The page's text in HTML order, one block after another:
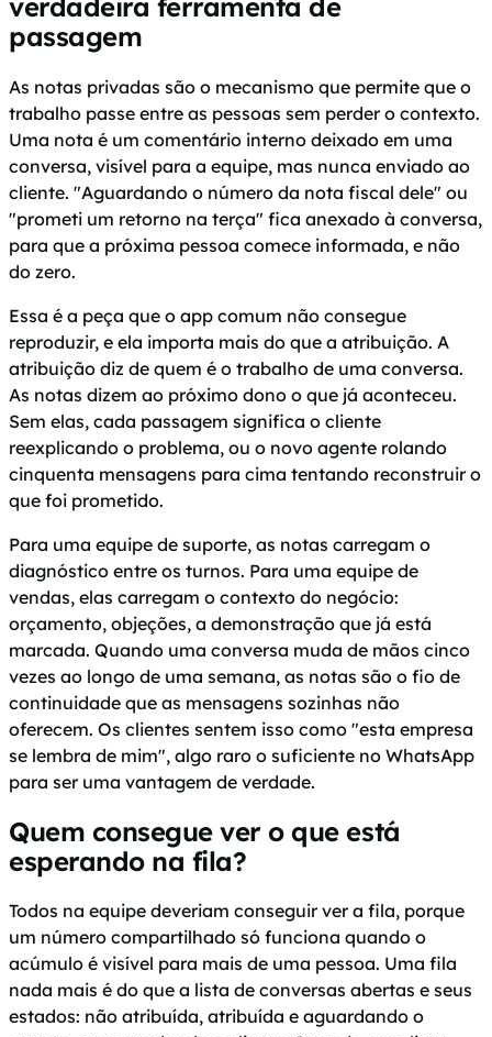
passagem
As notas privadas são o mecanismo que permite que o
trabalho passe entre as pessoas sem perder o contexto.
Uma nota é um comentário interno deixado em uma
conversa, visível para a equipe, mas nunca enviado ao
cliente. "Aguardando o número da nota fiscal dele" ou
"prometi um retorno na terça" fica anexado à conversa,
para que a próxima pessoa comece informada, e não
do zero.
Essa é a peça que o app comum não consegue
reproduzir, e ela importa mais do que a atribuição. A
atribuição diz de quem é o trabalho de uma conversa.
As notas dizem ao próximo dono o que já aconteceu.
Sem elas, cada passagem significa o cliente
reexplicando o problema, ou o novo agente rolando
cinquenta mensagens para cima tentando reconstruir o
que foi prometido.
Para uma equipe de suporte, as notas carregam o
diagnóstico entre os turnos. Para uma equipe de
vendas, elas carregam o contexto do negócio:
orçamento, objeções, a demonstração que já está
marcada. Quando uma conversa muda de mãos cinco
vezes ao longo de uma semana, as notas são o fio de
continuidade que as mensagens sozinhas não
oferecem. Os clientes sentem isso como "esta empresa
se lembra de mim", algo raro o suficiente no WhatsApp
para ser uma vantagem de verdade.
Quem consegue ver o que está
esperando na fila?
Todos na equipe deveriam conseguir ver a fila, porque
um número compartilhado só funciona quando o
acúmulo é visível para mais de uma pessoa. Uma fila
nada mais é do que a lista de conversas abertas e seus
estados: não atribuída, atribuída e aguardando o